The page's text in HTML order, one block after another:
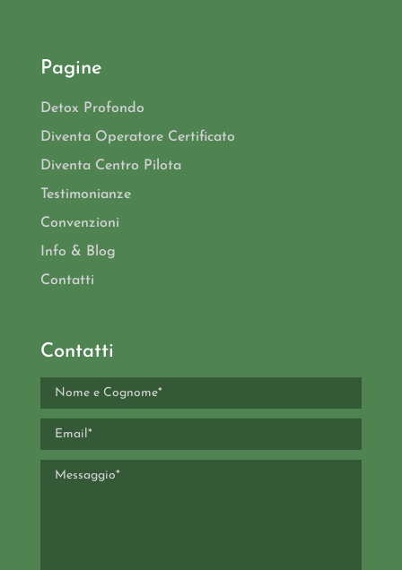
Pagine
Detox Profondo
Diventa Operatore Certificato
Diventa Centro Pilota
Testimonianze
Convenzioni
Info & Blog
Contatti
Contatti